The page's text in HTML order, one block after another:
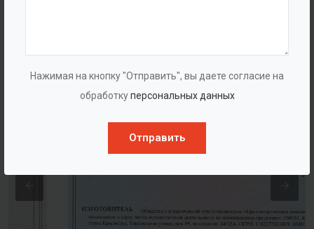
Нажимая на кнопку "Отправить", вы даете согласие на
обработкуперсональных данных
Отправить